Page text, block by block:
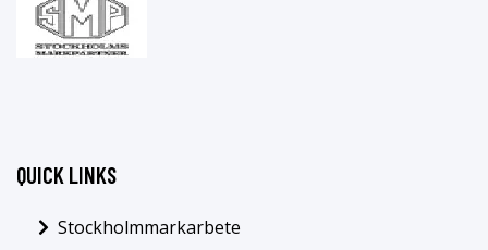
QUICK LINKS
Stockholmmarkarbete